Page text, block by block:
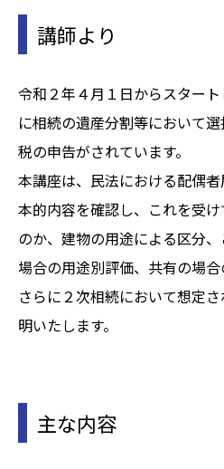
講師より
令和２年４月１日からスター
に相続の遺産分割等において
税の申告がされています。
本講座は、民法における配偶
本的内容を確認し、これを受
のか、建物の用途による区分
場合の用途別評価、共有の場合
さらに２次相続において想定
明いたします。
主な内容